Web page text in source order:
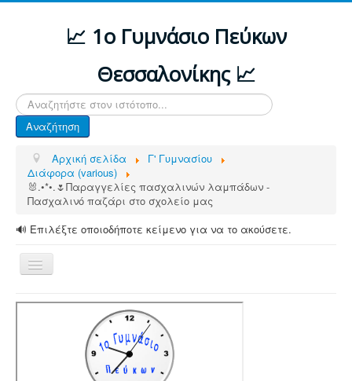
📈 1ο Γυμνάσιο Πεύκων
Θεσσαλονίκης 📈
Αναζήτηση...
Αναζήτηση
Αρχική σελίδα
Γ' Γυμνασίου
Διάφορα (various)
🐰.•*•.🌷Παραγγελίες πασχαλινών λαμπάδων -
Πασχαλινό παζάρι στο σχολείο μας
🔊 Επιλέξτε οποιοδήποτε κείμενο για να το ακούσετε.
Εναλλαγή
πλοήγησης
ΑΡΧΙΚΗ
ΔΙΑΦΟΡΕΣ ΑΝΑΚΟΙΝΩΣΕΙΣ
ΤΟ ΣΧΟΛΕΙΟ ΜΑΣ